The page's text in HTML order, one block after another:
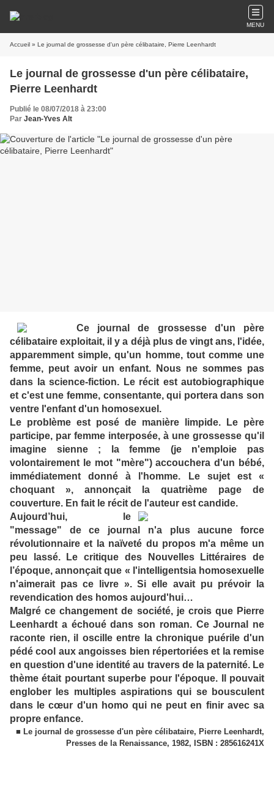
MENU
Accueil » Le journal de grossesse d'un père célibataire, Pierre Leenhardt
Le journal de grossesse d'un père célibataire,
Pierre Leenhardt
Publié le 08/07/2018 à 23:00
Par Jean-Yves Alt
Ce journal de grossesse d'un père
célibataire exploitait, il y a déjà plus de vingt ans, l'idée,
apparemment simple, qu'un homme, tout comme une
femme, peut avoir un enfant. Nous ne sommes pas
dans la science-fiction. Le récit est autobiographique
et c'est une femme, consentante, qui portera dans son
ventre l'enfant d'un homosexuel.
Le problème est posé de manière limpide. Le père
participe, par femme interposée, à une grossesse qu'il
imagine sienne ; la femme (je n'emploie pas
volontairement le mot "mère") accouchera d'un bébé,
immédiatement donné à l'homme. Le sujet est «
choquant », annonçait la quatrième page de
couverture. En fait le récit de l'auteur est candide.
Aujourd’hui, le
"message" de ce journal n'a plus aucune force
révolutionnaire et la naïveté du propos m'a même un
peu lassé. Le critique des Nouvelles Littéraires de
l’époque, annonçait que « l'intelligentsia homosexuelle
n'aimerait pas ce livre ». Si elle avait pu prévoir la
revendication des homos aujourd'hui…
Malgré ce changement de société, je crois que Pierre
Leenhardt a échoué dans son roman. Ce Journal ne
raconte rien, il oscille entre la chronique puérile d'un
pédé cool aux angoisses bien répertoriées et la remise
en question d'une identité au travers de la paternité. Le
thème était pourtant superbe pour l'époque. Il pouvait
englober les multiples aspirations qui se bousculent
dans le cœur d'un homo qui ne peut en finir avec sa
propre enfance.
■ Le journal de grossesse d'un père célibataire, Pierre Leenhardt,
Presses de la Renaissance, 1982, ISBN : 285616241X